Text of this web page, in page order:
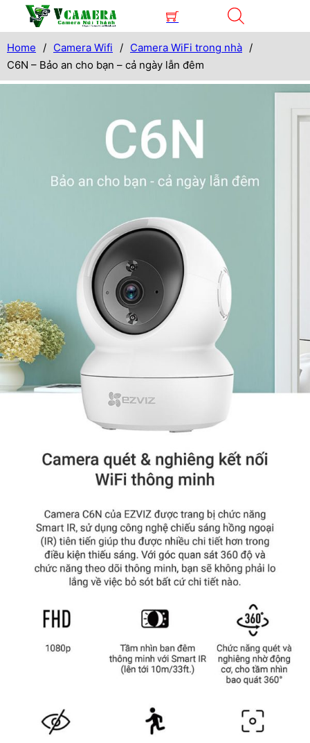
Home / Camera Wifi / Camera WiFi trong nhà /
C6N – Bảo an cho bạn – cả ngày lẫn đêm